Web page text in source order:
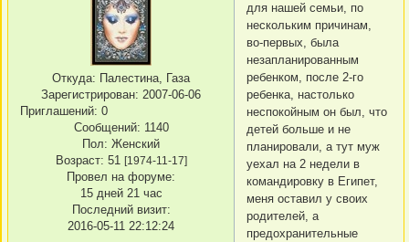
Откуда: Палестина, Газа
Зарегистрирован: 2007-06-06
Приглашений: 0
Сообщений: 1140
Пол: Женский
Возраст: 51 [1974-11-17]
Провел на форуме:
15 дней 21 час
Последний визит:
2016-05-11 22:12:24
для нашей семьи, по
нескольким причинам,
во-первых, была
незапланированным
ребенком, после 2-го
ребенка, настолько
неспокойным он был, что
детей больше и не
планировали, а тут муж
уехал на 2 недели в
командировку в Египет,
меня оставил у своих
родителей, а
предохранительные